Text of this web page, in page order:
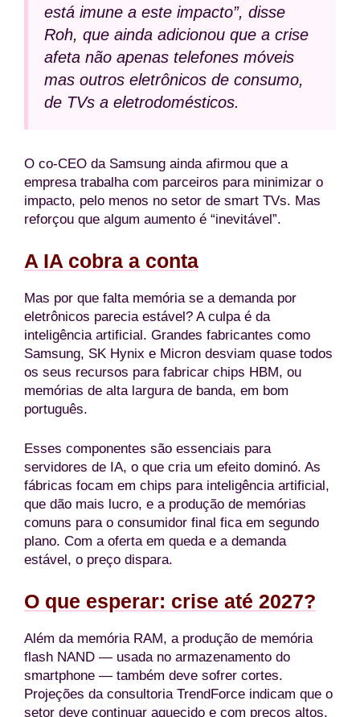
está imune a este impacto”, disse
Roh, que ainda adicionou que a crise
afeta não apenas telefones móveis
mas outros eletrônicos de consumo,
de TVs a eletrodomésticos.
O co-CEO da Samsung ainda afirmou que a
empresa trabalha com parceiros para minimizar o
impacto, pelo menos no setor de smart TVs. Mas
reforçou que algum aumento é “inevitável”.
A IA cobra a conta
Mas por que falta memória se a demanda por
eletrônicos parecia estável? A culpa é da
inteligência artificial. Grandes fabricantes como
Samsung, SK Hynix e Micron desviam quase todos
os seus recursos para fabricar chips HBM, ou
memórias de alta largura de banda, em bom
português.
Esses componentes são essenciais para
servidores de IA, o que cria um efeito dominó. As
fábricas focam em chips para inteligência artificial,
que dão mais lucro, e a produção de memórias
comuns para o consumidor final fica em segundo
plano. Com a oferta em queda e a demanda
estável, o preço dispara.
O que esperar: crise até 2027?
Além da memória RAM, a produção de memória
flash NAND — usada no armazenamento do
smartphone — também deve sofrer cortes.
Projeções da consultoria TrendForce indicam que o
setor deve continuar aquecido e com preços altos.